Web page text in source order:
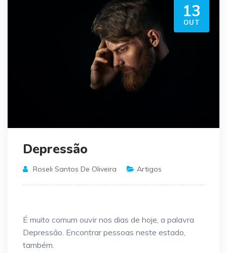
13
OUT
Depressão
Roseli Santos De Oliveira Artigos
É muito comum ouvir nos dias de hoje, a palavra
Depressão. Encontrar pessoas neste estado,
também.